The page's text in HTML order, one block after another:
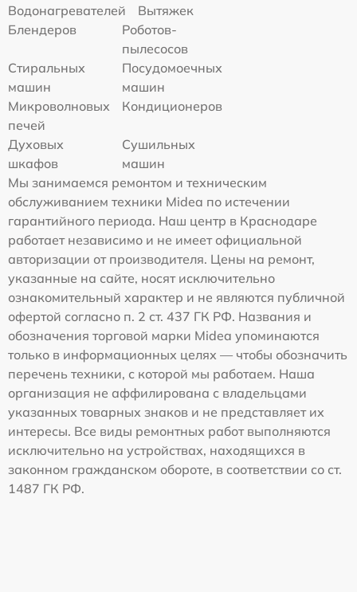
Водонагревателей
Вытяжек
Блендеров
Роботов-
пылесосов
Стиральных
машин
Посудомоечных
машин
Микроволновых
печей
Кондиционеров
Духовых
шкафов
Сушильных
машин
Мы занимаемся ремонтом и техническим
обслуживанием техники Midea по истечении
гарантийного периода. Наш центр в Краснодаре
работает независимо и не имеет официальной
авторизации от производителя. Цены на ремонт,
указанные на сайте, носят исключительно
ознакомительный характер и не являются публичной
офертой согласно п. 2 ст. 437 ГК РФ. Названия и
обозначения торговой марки Midea упоминаются
только в информационных целях — чтобы обозначить
перечень техники, с которой мы работаем. Наша
организация не аффилирована с владельцами
указанных товарных знаков и не представляет их
интересы. Все виды ремонтных работ выполняются
исключительно на устройствах, находящихся в
законном гражданском обороте, в соответствии со ст.
1487 ГК РФ.